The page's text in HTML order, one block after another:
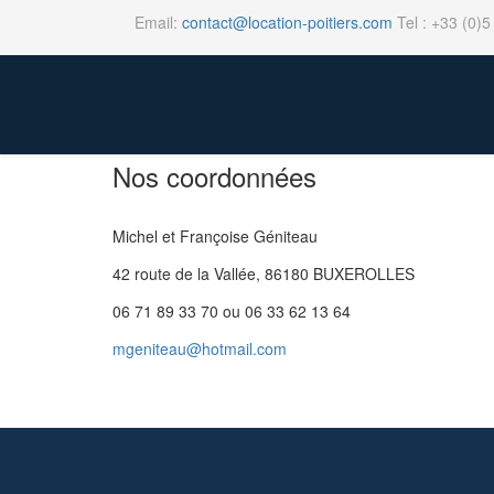
Email: contact@location-poitiers.com Tel : +33
Nos coordonnées
Michel et Françoise Géniteau
42 route de la Vallée, 86180 BUXEROLLES
06 71 89 33 70 ou 06 33 62 13 64
mgeniteau@hotmail.com